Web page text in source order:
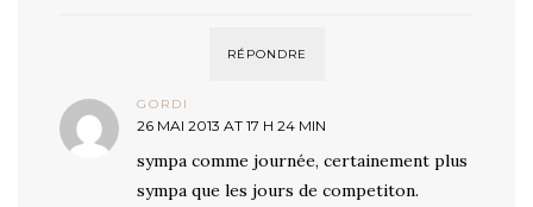
RÉPONDRE
GORDI
26 MAI 2013 AT 17 H 24 MIN
sympa comme journée, certainement plus
sympa que les jours de competiton.